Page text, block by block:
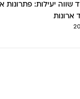
שווה יעילות: פתרונות
ארונות